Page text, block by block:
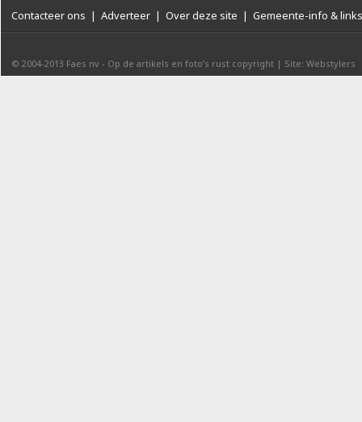
Contacteer ons | Adverteer | Over deze site | Gemeente-info & links
© 2004-2013 Faes nv - Op de artikels en foto’s rust copyright | Site: Webstylers